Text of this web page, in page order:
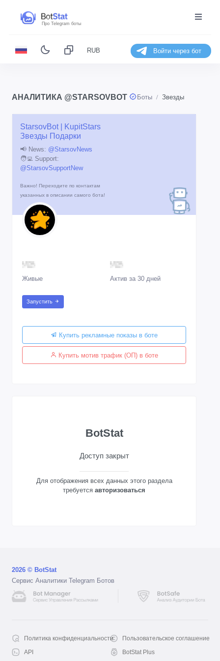
Про Telegram боты
RUB Войти через бот
АНАЛИТИКА @STARSOVBOT Боты Звезды
StarsovBot | KupitStars
Звезды Подарки
📢 News: @StarsovNews
🧑‍💻 Support:
@StarsovSupportNew
Важно! Переходите по контактам
указанных в описании самого бота!
Живые Актив за 30 дней
Запустить
Купить рекламные показы в боте
Купить мотив трафик (ОП) в боте
BotStat
Доступ закрыт
Для отображения всех данных этого раздела
требуется авторизоваться
2026 © BotStat
Сервис Аналитики Telegram Ботов
Политика конфиденциальности
Пользовательское соглашение
API
BotStat Plus